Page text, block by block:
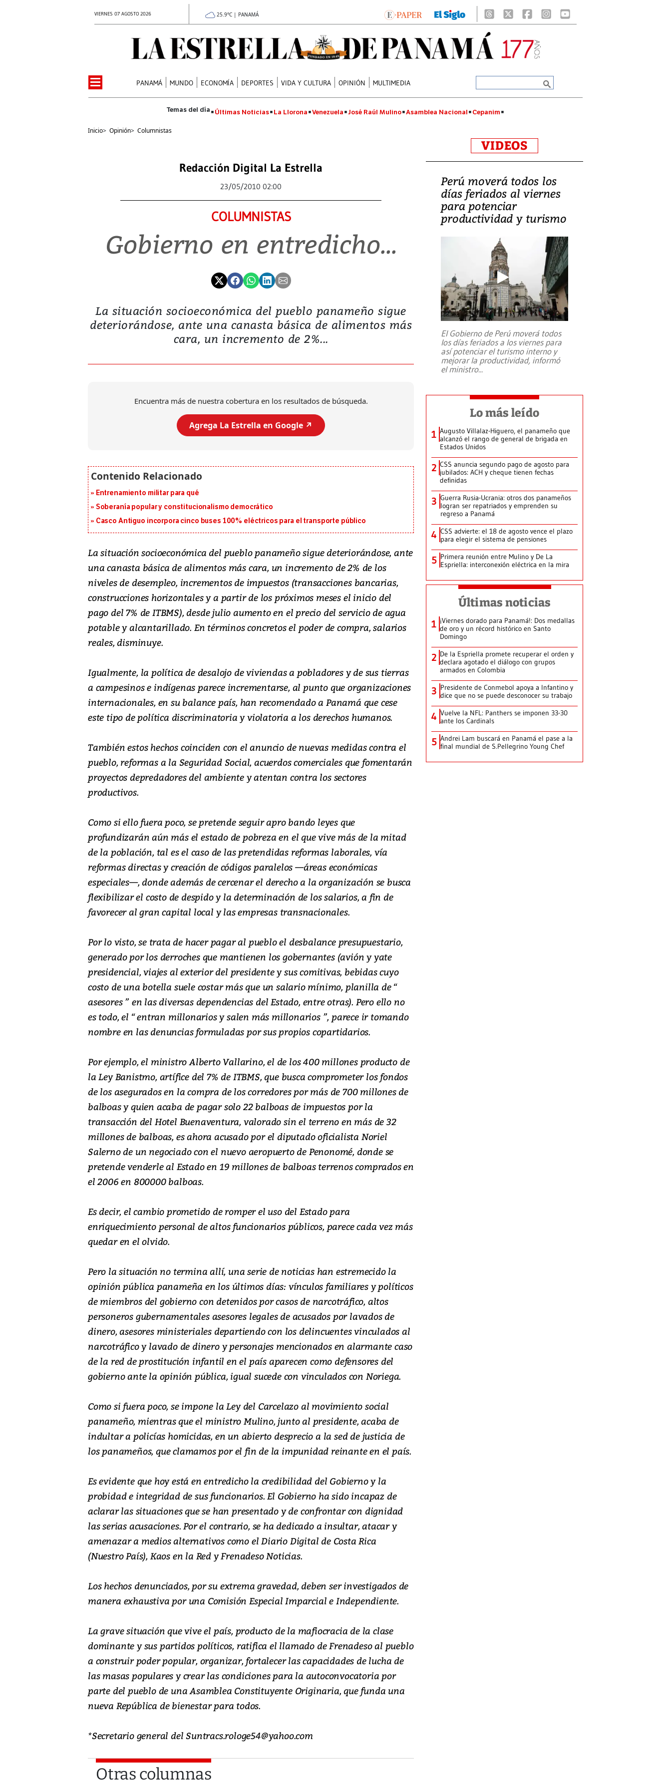
VIERNES 07 AGOSTO 2026 25.9°C | PANAMÁ
PANAMÁ MUNDO ECONOMÍA DEPORTES VIDA Y CULTURA OPINIÓN MULTIMEDIA
Últimas Noticias La Llorona Venezuela José Raúl Mulino Asamblea Nacional Cepanim
Inicio> Opinión> Columnistas
Redacción Digital La Estrella
23/05/2010 02:00
COLUMNISTAS
Gobierno en entredicho...
La situación socioeconómica del pueblo panameño sigue
deteriorándose, ante una canasta básica de alimentos más
cara, un incremento de 2%...
Encuentra más de nuestra cobertura en los resultados de búsqueda.
Agrega La Estrella en Google ↗️
Entrenamiento militar para qué
Soberanía popular y constitucionalismo democrático
Casco Antiguo incorpora cinco buses 100% eléctricos para el transporte público
La situación socioeconómica del pueblo panameño sigue deteriorándose, ante
una canasta básica de alimentos más cara, un incremento de 2% de los
niveles de desempleo, incrementos de impuestos (transacciones bancarias,
construcciones horizontales y a partir de los próximos meses el inicio del
pago del 7% de ITBMS), desde julio aumento en el precio del servicio de agua
potable y alcantarillado. En términos concretos el poder de compra, salarios
reales, disminuye.
Igualmente, la política de desalojo de viviendas a pobladores y de sus tierras
a campesinos e indígenas parece incrementarse, al punto que organizaciones
internacionales, en su balance país, han recomendado a Panamá que cese
este tipo de política discriminatoria y violatoria a los derechos humanos.
También estos hechos coinciden con el anuncio de nuevas medidas contra el
pueblo, reformas a la Seguridad Social, acuerdos comerciales que fomentarán
proyectos depredadores del ambiente y atentan contra los sectores
productivos.
Como si ello fuera poco, se pretende seguir apro bando leyes que
profundizarán aún más el estado de pobreza en el que vive más de la mitad
de la población, tal es el caso de las pretendidas reformas laborales, vía
reformas directas y creación de códigos paralelos —áreas económicas
especiales—, donde además de cercenar el derecho a la organización se busca
flexibilizar el costo de despido y la determinación de los salarios, a fin de
favorecer al gran capital local y las empresas transnacionales.
Por lo visto, se trata de hacer pagar al pueblo el desbalance presupuestario,
generado por los derroches que mantienen los gobernantes (avión y yate
presidencial, viajes al exterior del presidente y sus comitivas, bebidas cuyo
costo de una botella suele costar más que un salario mínimo, planilla de “
asesores ” en las diversas dependencias del Estado, entre otras). Pero ello no
es todo, el “ entran millonarios y salen más millonarios ”, parece ir tomando
nombre en las denuncias formuladas por sus propios copartidarios.
Por ejemplo, el ministro Alberto Vallarino, el de los 400 millones producto de
la Ley Banistmo, artífice del 7% de ITBMS, que busca comprometer los fondos
de los asegurados en la compra de los corredores por más de 700 millones de
balboas y quien acaba de pagar solo 22 balboas de impuestos por la
transacción del Hotel Buenaventura, valorado sin el terreno en más de 32
millones de balboas, es ahora acusado por el diputado oficialista Noriel
Salerno de un negociado con el nuevo aeropuerto de Penonomé, donde se
pretende venderle al Estado en 19 millones de balboas terrenos comprados en
el 2006 en 800000 balboas.
Es decir, el cambio prometido de romper el uso del Estado para
enriquecimiento personal de altos funcionarios públicos, parece cada vez más
quedar en el olvido.
Pero la situación no termina allí, una serie de noticias han estremecido la
opinión pública panameña en los últimos días: vínculos familiares y políticos
de miembros del gobierno con detenidos por casos de narcotráfico, altos
personeros gubernamentales asesores legales de acusados por lavados de
dinero, asesores ministeriales departiendo con los delincuentes vinculados al
narcotráfico y lavado de dinero y personajes mencionados en alarmante caso
de la red de prostitución infantil en el país aparecen como defensores del
gobierno ante la opinión pública, igual sucede con vinculados con Noriega.
Como si fuera poco, se impone la Ley del Carcelazo al movimiento social
panameño, mientras que el ministro Mulino, junto al presidente, acaba de
indultar a policías homicidas, en un abierto desprecio a la sed de justicia de
los panameños, que clamamos por el fin de la impunidad reinante en el país.
Es evidente que hoy está en entredicho la credibilidad del Gobierno y la
probidad e integridad de sus funcionarios. El Gobierno ha sido incapaz de
aclarar las situaciones que se han presentado y de confrontar con dignidad
las serias acusaciones. Por el contrario, se ha dedicado a insultar, atacar y
amenazar a medios alternativos como el Diario Digital de Costa Rica
(Nuestro País), Kaos en la Red y Frenadeso Noticias.
Los hechos denunciados, por su extrema gravedad, deben ser investigados de
manera exhaustiva por una Comisión Especial Imparcial e Independiente.
La grave situación que vive el país, producto de la mafiocracia de la clase
dominante y sus partidos políticos, ratifica el llamado de Frenadeso al pueblo
a construir poder popular, organizar, fortalecer las capacidades de lucha de
las masas populares y crear las condiciones para la autoconvocatoria por
parte del pueblo de una Asamblea Constituyente Originaria, que funda una
nueva República de bienestar para todos.
*Secretario general del Suntracs.rologe54@yahoo.com
Otras columnas
VIDEOS
Perú moverá todos los
días feriados al viernes
para potenciar
productividad y turismo
El Gobierno de Perú moverá todos
los días feriados a los viernes para
así potenciar el turismo interno y
mejorar la productividad, informó
el ministro...
Lo más leído
1 Augusto Villalaz-Higuero, el panameño que
alcanzó el rango de general de brigada en
Estados Unidos
2 CSS anuncia segundo pago de agosto para
jubilados: ACH y cheque tienen fechas
definidas
3 Guerra Rusia-Ucrania: otros dos panameños
logran ser repatriados y emprenden su
regreso a Panamá
4 CSS advierte: el 18 de agosto vence el plazo
para elegir el sistema de pensiones
5 Primera reunión entre Mulino y De La
Espriella: interconexión eléctrica en la mira
Últimas noticias
1 ¡Viernes dorado para Panamá!: Dos medallas
de oro y un récord histórico en Santo
Domingo
2 De la Espriella promete recuperar el orden y
declara agotado el diálogo con grupos
armados en Colombia
3 Presidente de Conmebol apoya a Infantino y
dice que no se puede desconocer su trabajo
4 Vuelve la NFL: Panthers se imponen 33-30
ante los Cardinals
5 Andrei Lam buscará en Panamá el pase a la
final mundial de S.Pellegrino Young Chef